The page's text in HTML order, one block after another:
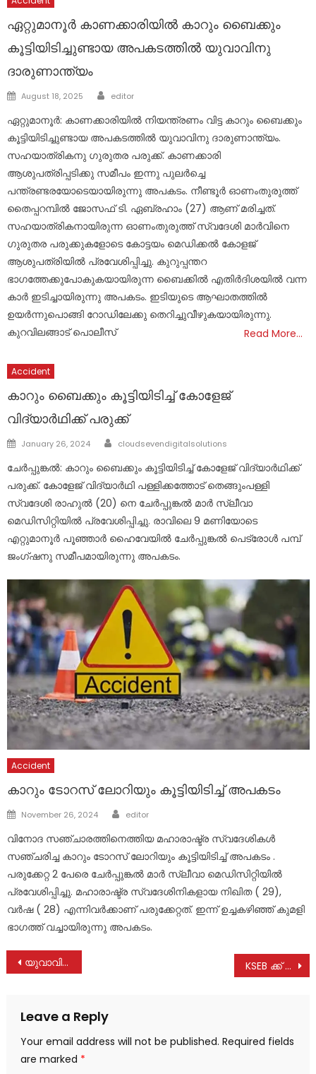
ഏറ്റുമാനൂർ കാണക്കാരിയിൽ കാറും ബൈക്കും
കൂട്ടിയിടിച്ചുണ്ടായ അപകടത്തിൽ യുവാവിനു
ദാരുണാന്ത്യം
Posted
August 18, 2025 Author
editor
ഏറ്റുമാനൂർ: കാണക്കാരിയിൽ നിയന്ത്രണം വിട്ട കാറും ബൈക്കും
കൂട്ടിയിടിച്ചുണ്ടായ അപകടത്തിൽ യുവാവിനു ദാരുണാന്ത്യം.
സഹയാത്രികനു ഗുരുതര പരുക്ക്. കാണക്കാരി
ആശുപത്രിപ്പടിക്കു സമീപം ഇന്നു പുലർച്ചെ
പന്ത്രണ്ടരയോടെയായിരുന്നു അപകടം. നീണ്ടൂർ ഓണംതുരുത്ത്
തൈപ്പറമ്പിൽ ജോസഫ് ടി. ഏബ്രഹാം (27) ആണ് മരിച്ചത്.
സഹയാത്രികനായിരുന്ന ഓണംതുരുത്ത് സ്വദേശി മാർവിനെ
ഗുരുതര പരുക്കുകളോടെ കോട്ടയം മെഡിക്കൽ കോളജ്
ആശുപത്രിയിൽ പ്രവേശിപ്പിച്ചു. കുറുപ്പന്തറ
ഭാഗത്തേക്കുപോകുകയായിരുന്ന ബൈക്കിൽ എതിർദിശയിൽ വന്ന
കാർ ഇടിച്ചായിരുന്നു അപകടം. ഇടിയുടെ ആഘാതത്തിൽ
ഉയർന്നുപൊങ്ങി റോഡിലേക്കു തെറിച്ചുവീഴുകയായിരുന്നു.
കുറവിലങ്ങാട് പൊലീസ്
Read More…
Accident
കാറും ബൈക്കും കൂട്ടിയിടിച്ച് കോളേജ്
വിദ്യാർഥിക്ക് പരുക്ക്
Posted
January 26, 2024 Author
cloudsevendigitalsolutions
ചേർപ്പുങ്കൽ: കാറും ബൈക്കും കൂട്ടിയിടിച്ച് കോളേജ് വിദ്യാർഥിക്ക്
പരുക്ക്. കോളേജ് വിദ്യാർഥി പള്ളിക്കത്തോട് തെങ്ങുംപള്ളി
സ്വദേശി രാഹുൽ (20) നെ ചേർപ്പുങ്കൽ മാർ സ്ലീവാ
മെഡിസിറ്റിയിൽ പ്രവേശിപ്പിച്ചു. രാവിലെ 9 മണിയോടെ
എറ്റുമാനൂർ പൂഞ്ഞാർ ഹൈവേയിൽ ചേർപ്പുങ്കൽ പെട്രോൾ പമ്പ്
ജംഗ്ഷനു സമീപമായിരുന്നു അപകടം.
Accident
കാറും ടോറസ് ലോറിയും കൂട്ടിയിടിച്ച് അപകടം
Posted
November 26, 2024 Author
editor
വിനോദ സഞ്ചാരത്തിനെത്തിയ മഹാരാഷ്ട്ര സ്വദേശികൾ
സഞ്ചരിച്ച കാറും ടോറസ് ലോറിയും കൂട്ടിയിടിച്ച് അപകടം .
പരുക്കേറ്റ 2 പേരെ ചേർപ്പുങ്കൽ മാർ സ്ലീവാ മെഡിസിറ്റിയിൽ
പ്രവേശിപ്പിച്ചു. മഹാരാഷ്ട്ര സ്വദേശിനികളായ നിഖിത ( 29),
വർഷ ( 28) എന്നിവർക്കാണ് പരുക്കേറ്റത്. ഇന്ന് ഉച്ചകഴിഞ്ഞ് കുമളി
ഭാ​ഗത്ത് വച്ചായിരുന്നു അപകടം.
Post
യുവാവിനെ വെട്ടി കൊലപ്പെടുത്താൻ ശ്രമിച്ച കേസിൽ മൂന്നുപേരെ പോലീസ് അറസ്റ്റ് ചെയ്തു KSEB ക്ക് ആശ്വാസം; സംസ്ഥാനത്ത് പ്രതിദിന വൈദ്യുതി ഉപയോഗം കുറഞ്ഞു
Leave a Reply
Your email address will not be published. Required fields
are marked *